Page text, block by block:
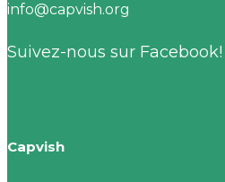
info@capvish.org
Suivez-nous sur Facebook!
Capvish